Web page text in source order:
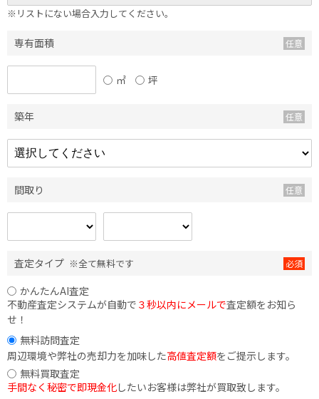
※リストにない場合入力してください。
専有面積
㎡ 坪
築年
間取り
査定タイプ ※全て無料です
かんたんAI査定
不動産査定システムが自動で ３秒以内にメールで査定額をお知ら
せ！
無料訪問査定
周辺環境や弊社の売却力を加味した高値査定額をご提示します。
無料買取査定
手間なく秘密で即現金化したいお客様は弊社が買取致します。